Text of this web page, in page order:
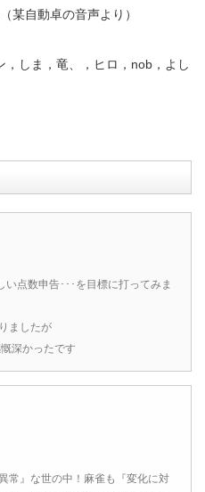
某自動卓の音声より）
しま，竜、，ヒロ，nob，よし
い点数申告･･･を目標に打ってみま
ましたが
深かったです
常』な世の中！麻雀も『変化に対